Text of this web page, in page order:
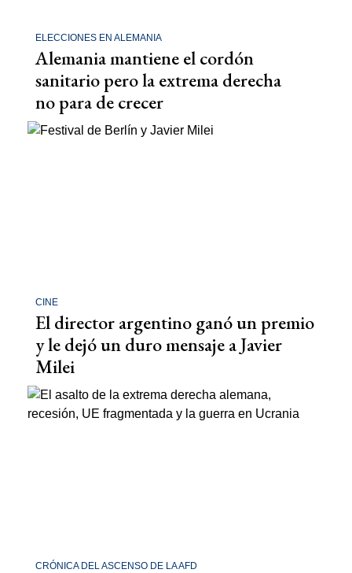
ELECCIONES EN ALEMANIA
Alemania mantiene el cordón
sanitario pero la extrema derecha
no para de crecer
CINE
El director argentino ganó un premio
y le dejó un duro mensaje a Javier
Milei
CRÓNICA DEL ASCENSO DE LA AFD